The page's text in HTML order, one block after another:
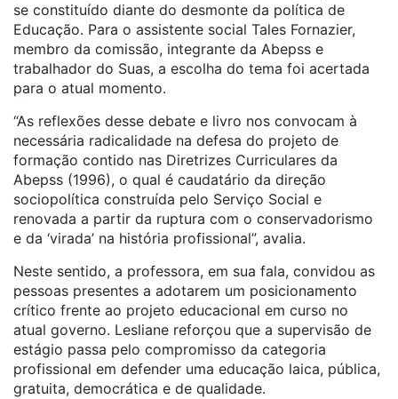
se constituído diante do desmonte da política de
Educação. Para o assistente social Tales Fornazier,
membro da comissão, integrante da Abepss e
trabalhador do Suas, a escolha do tema foi acertada
para o atual momento.
“As reflexões desse debate e livro nos convocam à
necessária radicalidade na defesa do projeto de
formação contido nas Diretrizes Curriculares da
Abepss (1996), o qual é caudatário da direção
sociopolítica construída pelo Serviço Social e
renovada a partir da ruptura com o conservadorismo
e da ‘virada’ na história profissional”, avalia.
Neste sentido, a professora, em sua fala, convidou as
pessoas presentes a adotarem um posicionamento
crítico frente ao projeto educacional em curso no
atual governo. Lesliane reforçou que a supervisão de
estágio passa pelo compromisso da categoria
profissional em defender uma educação laica, pública,
gratuita, democrática e de qualidade.